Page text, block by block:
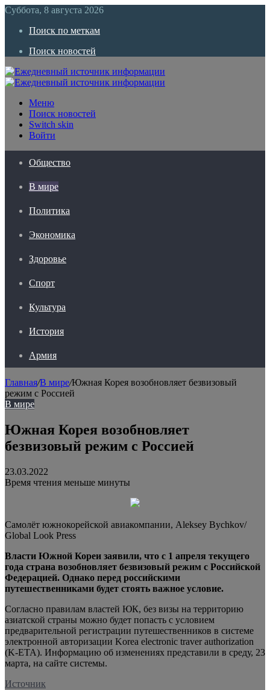
Суббота, 8 августа 2026
Поиск по меткам
Поиск новостей
Меню
Поиск новостей
Switch skin
Войти
Общество
В мире
Политика
Экономика
Здоровье
Спорт
Культура
История
Армия
Главная/В мире/Южная Корея возобновляет безвизовый
режим с Россией
В мире
Южная Корея возобновляет
безвизовый режим с Россией
23.03.2022
Время чтения меньше минуты
Самолёт южнокорейской авиакомпании, Aleksey Bychkov/
Global Look Press
Власти Южной Кореи заявили, что с 1 апреля текущего
года страна возобновляет безвизовый режим с Российской
Федерацией. Однако перед российскими
путешественниками будет стоять важное условие.
Согласно правилам властей ЮК, без визы на территорию
азиатской страны можно будет попасть с условием
предварительной регистрации путешественников в системе
электронной авторизации Korea electronic traver authorization
(K-ETA). Информацию об изменениях представили в среду, 23
марта, на сайте системы.
Источник